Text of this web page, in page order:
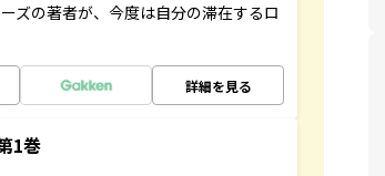
ズの著者が、今度は自分の滞在するロ
詳細を見る
1巻